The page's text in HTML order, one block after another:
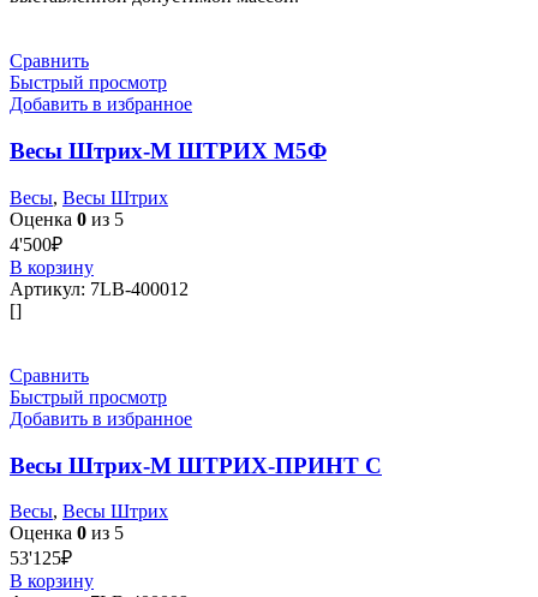
Сравнить
Быстрый просмотр
Добавить в избранное
Весы Штрих-М ШТРИХ М5Ф
Весы, Весы Штрих
Оценка 0 из 5
4'500₽
В корзину
Артикул: 7LB-400012
[]
Сравнить
Быстрый просмотр
Добавить в избранное
Весы Штрих-М ШТРИХ-ПРИНТ С
Весы, Весы Штрих
Оценка 0 из 5
53'125₽
В корзину